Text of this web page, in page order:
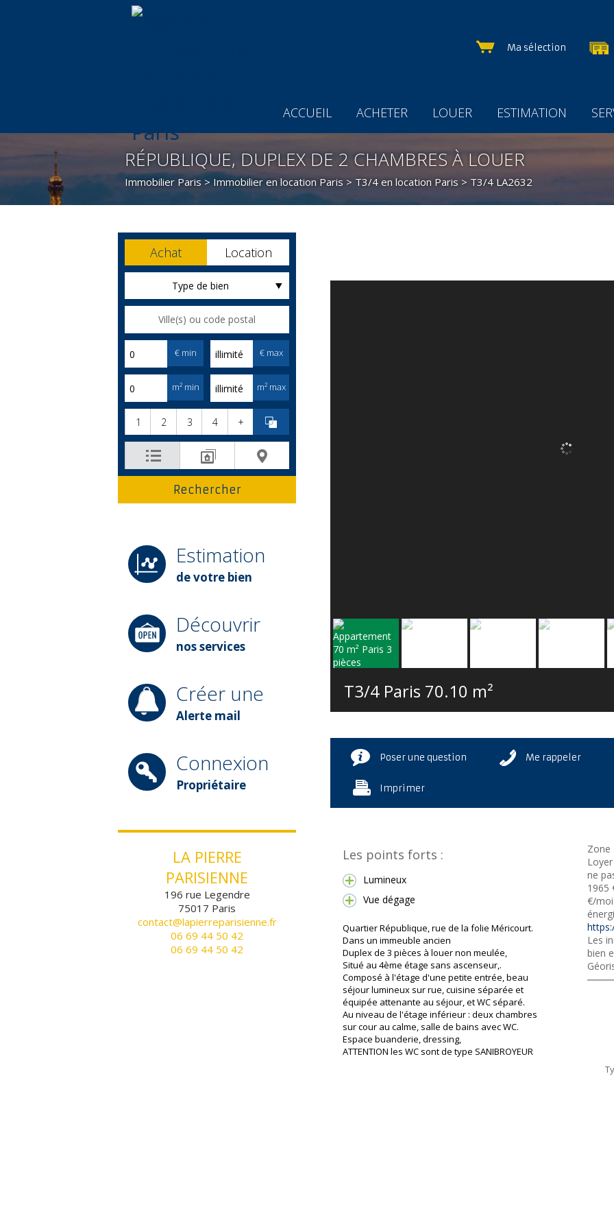
Ma sélection
ACCUEIL ACHETER LOUER ESTIMATION
RÉPUBLIQUE, DUPLEX DE 2 CHAMBRES À LOUER
Immobilier Paris > Immobilier en location Paris > T3/4 en location Paris > T3/4 LA2632
Achat Location
Type de bien
€ min € max
m² min m² max
1 2 3 4 +
Estimation
de votre bien
Découvrir
nos services
Créer une
Alerte mail
Connexion
Propriétaire
LA PIERRE
PARISIENNE
196 rue Legendre
75017 Paris
contact@lapierreparisienne.fr
06 69 44 50 42
06 69 44 50 42
T3/4 Paris 70.10 m²
Poser une question Me rappeler
Imprimer
Les points forts :
Lumineux
Vue dégage
Quartier République, rue de la folie Méricourt.
Dans un immeuble ancien
Duplex de 3 pièces à louer non meulée,
Situé au 4ème étage sans ascenseur,.
Composé à l'étage d'une petite entrée, beau
séjour lumineux sur rue, cuisine séparée et
équipée attenante au séjour, et WC séparé.
Au niveau de l'étage inférieur : deux chambres
sur cour au calme, salle de bains avec WC.
Espace buanderie, dressing,
ATTENTION les WC sont de type SANIBROYEUR
Zone
ne
1965
€/
Les
bien